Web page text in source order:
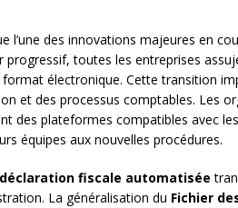
l’une des innovations majeures en
progressif, toutes les entreprises
électronique. Cette transition
et des processus comptables. Les
des plateformes compatibles avec
équipes aux nouvelles procédures.
déclaration fiscale automatisée
La généralisation du Fichier